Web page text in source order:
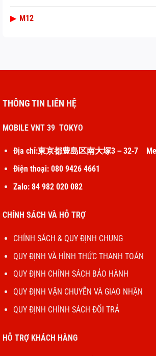
▶ M12
THÔNG TIN LIÊN HỆ
MOBILE VNT 39 TOKYO
Địa chỉ:東京都豊島区南大塚3－32‐7
Điện thoại: 080 9426 4661
Zalo: 84 982 020 082
CHÍNH SÁCH VÀ HỖ TRỢ
CHÍNH SÁCH & QUY ĐỊNH CHUNG
QUY ĐỊNH VÀ HÌNH THỨC THANH TOÁN
QUY ĐỊNH CHÍNH SÁCH BẢO HÀNH
QUY ĐỊNH VẬN CHUYỄN VÀ GIAO NHẬN
QUY ĐỊNH CHÍNH SÁCH ĐỔI TRẢ
HỖ TRỢ KHÁCH HÀNG